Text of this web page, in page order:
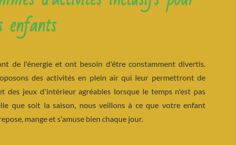
enfants
de l'énergie et ont besoin d'être constamment divertis.
des activités en plein air qui leur permettront de
des jeux d'intérieur agréables lorsque le temps n'est pas
que soit la saison, nous veillons à ce que votre enfant
mange et s'amuse bien chaque jour.